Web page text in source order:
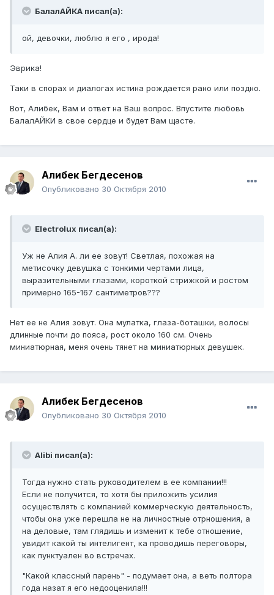
БалалАЙКА писал(а):
ой, девочки, люблю я его , ирода!
Эврика!
Таки в спорах и диалогах истина рождается рано или поздно.
Вот, Алибек, Вам и ответ на Ваш вопрос. Впустите любовь
БалалАЙКИ в свое сердце и будет Вам щасте.
Алибек Бегдесенов
Опубликовано 30 Октября 2010
Electrolux писал(а):
Уж не Алия А. ли ее зовут! Светлая, похожая на
метисочку девушка с тонкими чертами лица,
выразительными глазами, короткой стрижкой и ростом
примерно 165-167 сантиметров???
Нет ее не Алия зовут. Она мулатка, глаза-боташки, волосы
длинные почти до пояса, рост около 160 см. Очень
миниатюрная, меня очень тянет на миниатюрных девушек.
Алибек Бегдесенов
Опубликовано 30 Октября 2010
Alibi писал(а):
Тогда нужно стать руководителем в ее компании!!!
Если не получится, то хотя бы приложить усилия
осуществлять с компанией коммерческую деятельность,
чтобы она уже перешла не на личностные отрношения, а
на деловые, там глядишь и изменит к тебе отношение,
увидит какой ты интелигент, ка проводишь переговоры,
как пунктуален во встречах.
"Какой классный парень" - подумает она, а веть полтора
года назат я его недооценила!!!